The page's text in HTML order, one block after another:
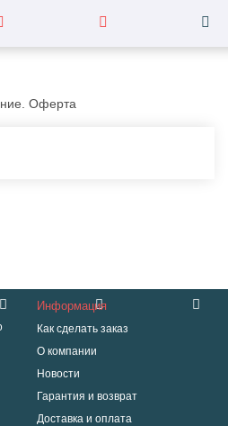
Оферта
Информация
Как сделать заказ
О компании
Новости
Гарантия и возврат
Доставка и оплата